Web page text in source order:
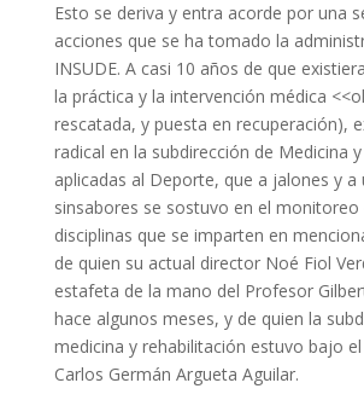
Esto se deriva y entra acorde por una
acciones que se ha tomado la
INSUDE. A casi 10 años de que
la práctica y la intervención médica
rescatada, y puesta en recuperación),
radical en la subdirección de Medicina y
aplicadas al Deporte, que a jalones y a
sinsabores se sostuvo en el monitoreo
disciplinas que se imparten en
de quien su actual director Noé Fiol
estafeta de la mano del Profesor
hace algunos meses, y de quien la
medicina y rehabilitación estuvo bajo
Carlos Germán Argueta Aguilar.